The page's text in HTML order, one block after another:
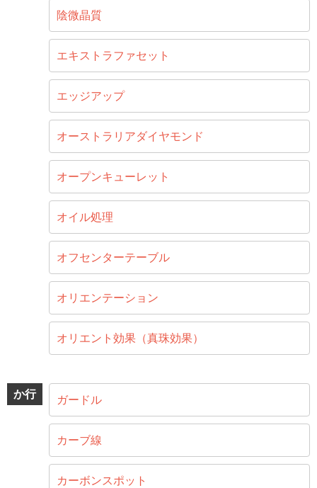
陰微晶質
エキストラファセット
エッジアップ
オーストラリアダイヤモンド
オープンキューレット
オイル処理
オフセンターテーブル
オリエンテーション
オリエント効果（真珠効果）
か行 ガードル
カーブ線
カーボンスポット